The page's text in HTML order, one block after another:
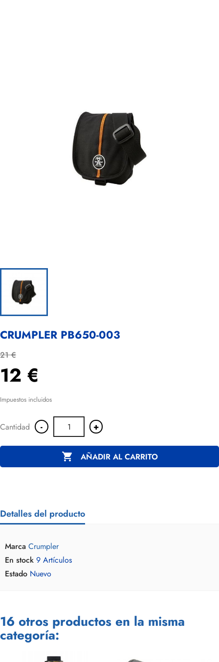
CRUMPLER PB650-003
21 €
12 €
Impuestos incluidos
Cantidad - +
 AÑADIR AL CARRITO
Detalles del producto
Marca Crumpler
En stock 9 Artículos
Estado Nuevo
16 otros productos en la misma
categoría: